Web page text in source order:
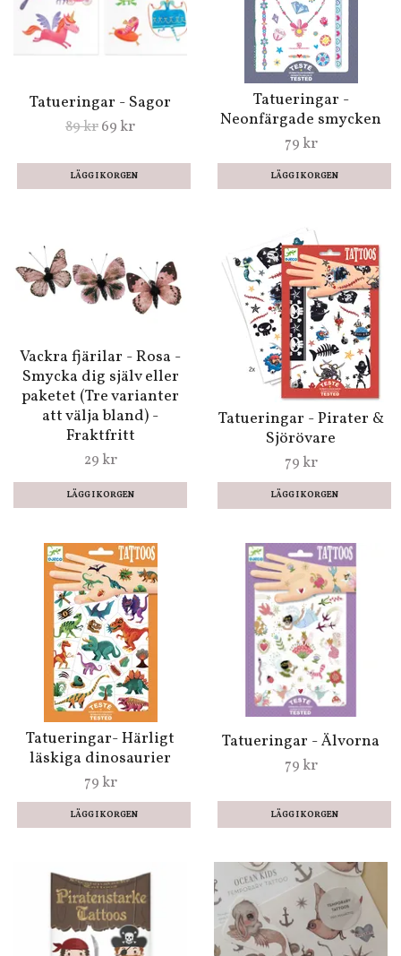
Tatueringar - Sagor
89 kr69 kr
Tatueringar -
Neonfärgade smycken
79 kr
Vackra fjärilar - Rosa -
Smycka dig själv eller
paketet (Tre varianter
att välja bland) -
Fraktfritt
29 kr
LÄGG I KORGEN
Tatueringar - Pirater &
Sjörövare
79 kr
Tatueringar- Härligt
läskiga dinosaurier
79 kr
Tatueringar - Älvorna
79 kr